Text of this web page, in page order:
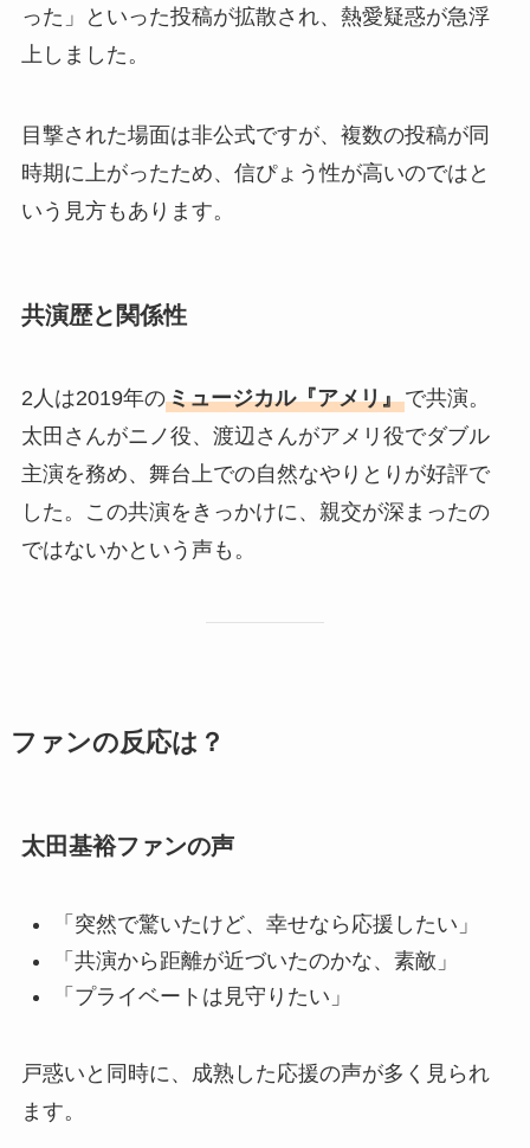
った」といった投稿が拡散され、熱愛疑惑が急浮
上しました。
目撃された場面は非公式ですが、複数の投稿が同
時期に上がったため、信ぴょう性が高いのではと
いう見方もあります。
共演歴と関係性
2人は2019年のミュージカル『アメリ』で共演。
太田さんがニノ役、渡辺さんがアメリ役でダブル
主演を務め、舞台上での自然なやりとりが好評で
した。この共演をきっかけに、親交が深まったの
ではないかという声も。
ファンの反応は？
太田基裕ファンの声
「突然で驚いたけど、幸せなら応援したい」
「共演から距離が近づいたのかな、素敵」
「プライベートは見守りたい」
戸惑いと同時に、成熟した応援の声が多く見られ
ます。